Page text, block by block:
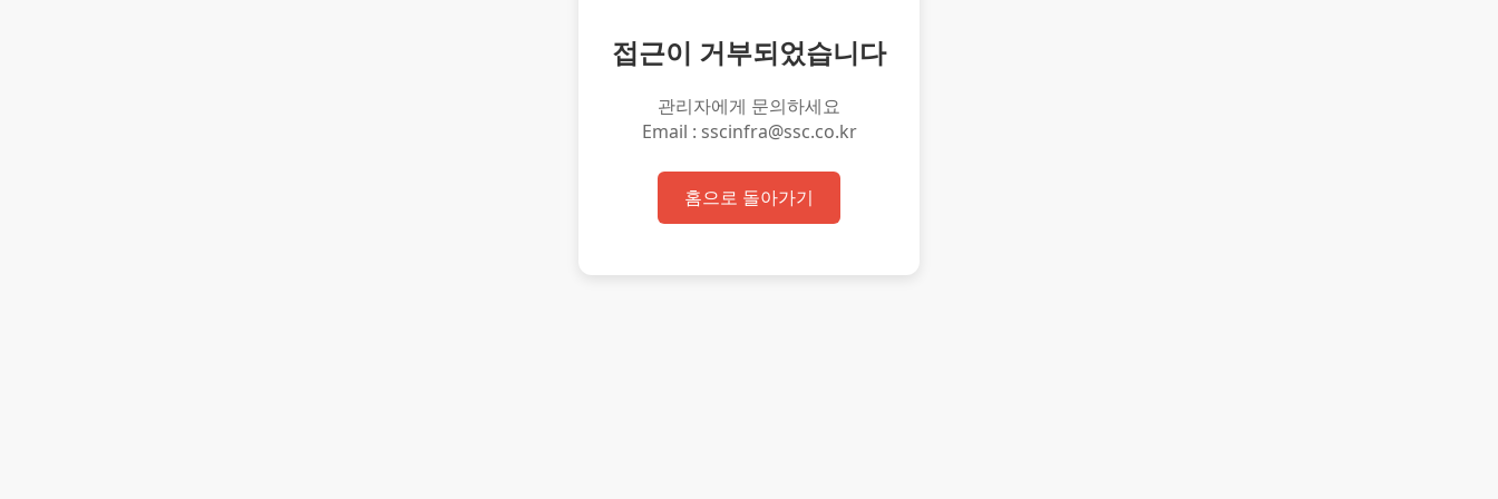
접근이 거부되었습니다
관리자에게 문의하세요
Email : sscinfra@ssc.co.kr
홈으로 돌아가기